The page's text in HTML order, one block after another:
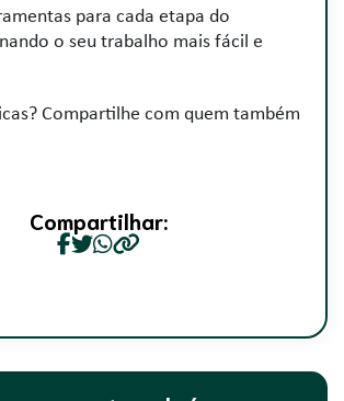
para cada etapa do
o seu trabalho mais fácil e
Compartilhe com quem também
Compartilhar: